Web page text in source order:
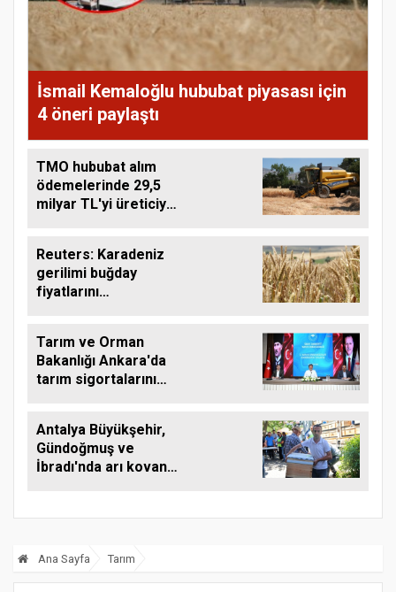
İsmail Kemaloğlu hububat piyasası için
4 öneri paylaştı
TMO hububat alım
ödemelerinde 29,5
milyar TL'yi üreticiye
Reuters: Karadeniz
gerilimi buğday
fiyatlarını
Tarım ve Orman
Bakanlığı Ankara'da
tarım sigortalarını
Antalya Büyükşehir,
Gündoğmuş ve
İbradı'nda arı kovanı
Ana Sayfa Tarım